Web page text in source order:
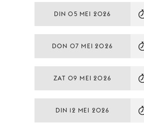
DIN 05 MEI 2026
DON 07 MEI 2026
ZAT 09 MEI 2026
DIN 12 MEI 2026